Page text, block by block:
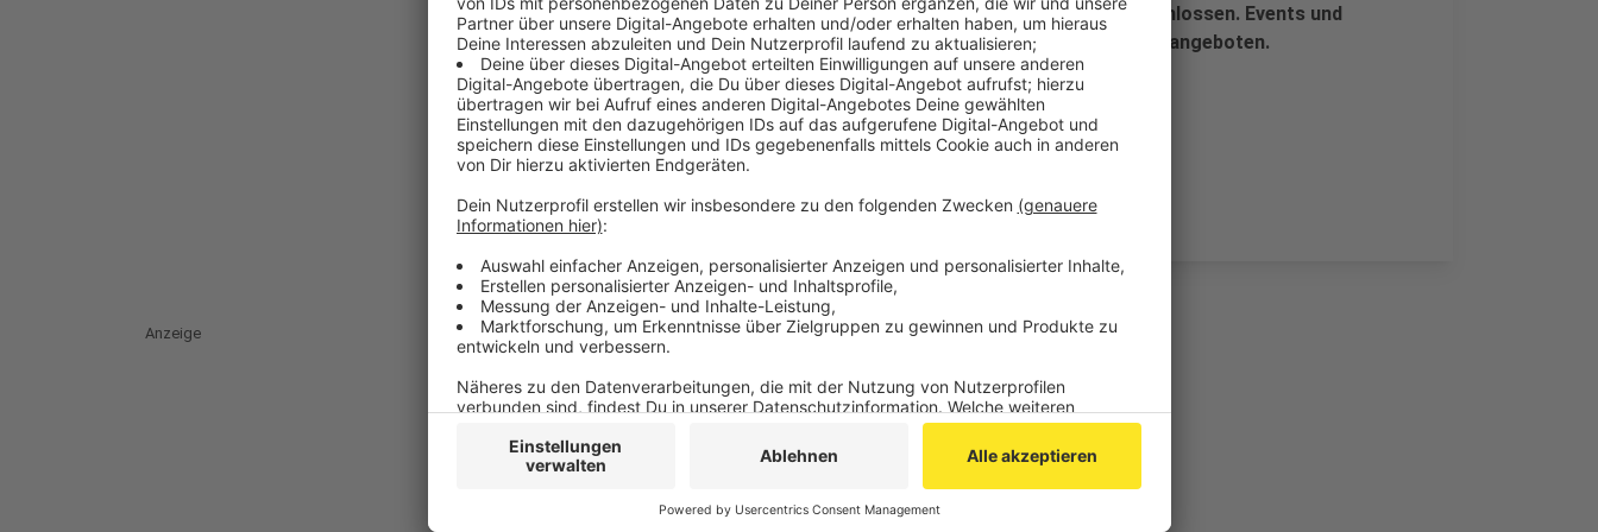
Das Restaurant ist vorerst ab nächsten Montag (28.8.) geschlossen. Events und
Feierlichkeiten auf derBurg Stolbergwerden aber weiterhin angeboten.
Veröffentlicht: Montag, 21.08.2023 06:34
Anzeige
Anzeige